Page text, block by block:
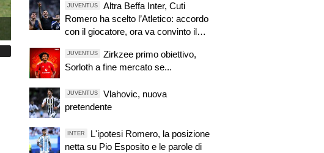
JUVENTUS
Altra Beffa Inter, Cuti
Romero ha scelto l’Atletico: accordo
con il giocatore, ora va convinto il
JUVENTUS
Zirkzee primo obiettivo,
Sorloth a fine mercato se...
JUVENTUS
Vlahovic, nuova
pretendente
INTER
L'ipotesi Romero, la posizione
netta su Pio Esposito e le parole di